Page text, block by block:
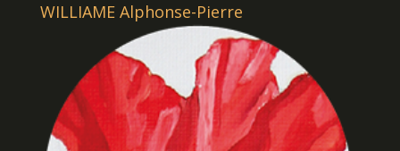
WILLIAME Alphonse-Pierre